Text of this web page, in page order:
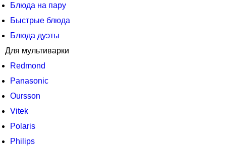
Блюда на пару
Быстрые блюда
Блюда дуэты
Для мультиварки
Redmond
Panasonic
Oursson
Vitek
Polaris
Philips